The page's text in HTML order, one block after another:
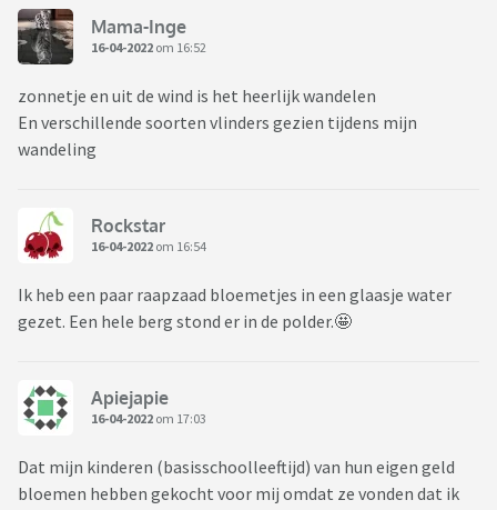
Mama-Inge
16-04-2022 om 16:52
zonnetje en uit de wind is het heerlijk wandelen
En verschillende soorten vlinders gezien tijdens mijn
wandeling
Rockstar
16-04-2022 om 16:54
Ik heb een paar raapzaad bloemetjes in een glaasje water
gezet. Een hele berg stond er in de polder.🤩
Apiejapie
16-04-2022 om 17:03
Dat mijn kinderen (basisschoolleeftijd) van hun eigen geld
bloemen hebben gekocht voor mij omdat ze vonden dat ik